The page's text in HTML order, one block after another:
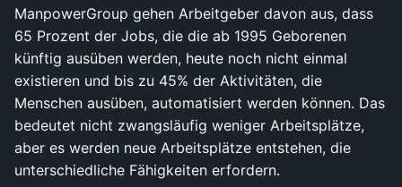
ManpowerGroup gehen Arbeitgeber davon aus, dass
65 Prozent der Jobs, die die ab 1995 Geborenen
künftig ausüben werden, heute noch nicht einmal
existieren und bis zu 45% der Aktivitäten, die
Menschen ausüben, automatisiert werden können. Das
bedeutet nicht zwangsläufig weniger Arbeitsplätze,
aber es werden neue Arbeitsplätze entstehen, die
unterschiedliche Fähigkeiten erfordern.